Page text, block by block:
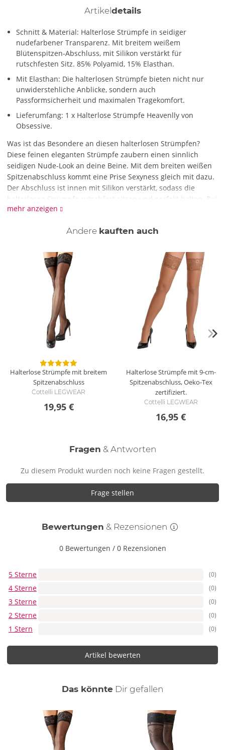
Artikel details
Schnitt & Material: Halterlose Strümpfe in seidiger
nudefarbener Transparenz. Mit breitem weißem
Blütenspitzen-Abschluss, mit Silikon verstärkt für
rutschfesten Sitz. 85% Polyamid, 15% Elasthan.
Mit Elasthan: Die halterlosen Strümpfe bieten nicht nur
unwiderstehliche Anblicke, sondern auch
Passformsicherheit und maximalen Tragekomfort.
Lieferumfang: 1 x Halterlose Strümpfe Heavenlly von
Obsessive.
Was ist das Besondere an diesen halterlosen Strümpfen?
Diese feinen eleganten Strümpfe zaubern einen sinnlich
seidigen Nude-Look an deine Beine. Mit dem breiten weißen
Spitzenabschluss kommt eine Prise Sexyness gleich mit dazu.
Der Abschluss ist innen mit Silikon verstärkt, sodass die
halterlosen Strümpfe rutschfest sitzen und perfekt halten. Bei
all deinen Auftritten – perfekte Hochzeits-Strümpfe!
Wie reinige ich die Strümpfe?
Feinwaschmittel.
mehr anzeigen
Andere kauften auch
Halterlose Strümpfe mit breitem
Spitzenabschluss
Cottelli LEGWEAR
19,95 €
Halterlose Strümpfe mit 9-cm-
Spitzenabschluss, Oeko-Tex
zertifiziert.
Cottelli LEGWEAR
16,95 €
Fragen & Antworten
Zu diesem Produkt wurden noch keine Fragen gestellt.
Frage stellen
Bewertungen & Rezensionen
0 Bewertungen / 0 Rezensionen
5 Sterne (0)
4 Sterne (0)
3 Sterne (0)
2 Sterne (0)
1 Stern (0)
Artikel bewerten
Das könnte Dir auch
gefallen